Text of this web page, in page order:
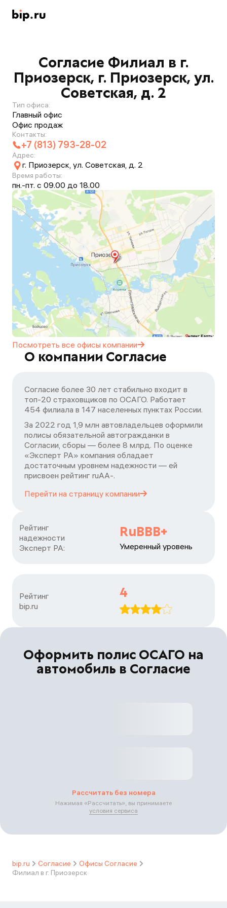
Согласие Филиал в г.
Приозерск, г. Приозерск, ул.
Советская, д. 2
Тип офиса:
Главный офис
Офис продаж
Контакты:
+7 (813) 793-28-02
Адрес:
г. Приозерск, ул. Советская, д. 2
Время работы:
пн.-пт. с 09.00 до 18.00
Посмотреть все офисы компании
О компании Согласие
Согласие более 30 лет стабильно входит в
топ-20 страховщиков по ОСАГО. Работает
454 филиала в 147 населенных пунктах России.
За 2022 год 1,9 млн автовладельцев оформили
полисы обязательной автогражданки в
Согласии, сборы — более 8 млрд. По оценке
«Эксперт РА» компания обладает
достаточным уровнем надежности — ей
присвоен рейтинг ruАА-.
Перейти на страницу компании
Рейтинг
надежности
Эксперт РА:
RuBBB+
Умеренный уровень
Рейтинг
bip.ru
4
Оформить полис ОСАГО на
автомобиль в Согласие
Рассчитать без номера
Нажимая «Рассчитать», вы принимаете
условия сервиса
bip.ru Согласие
Офисы Согласие
Филиал в г. Приозерск